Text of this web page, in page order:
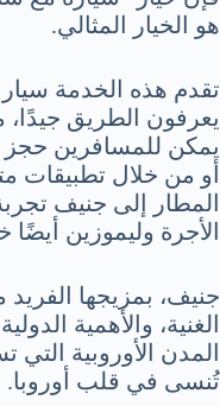
هو الخيار المثالي.
تقدم هذه الخدمة
يعرفون الطريق
يمكن للمسافرين حجز
أو من خلال تطبيقات
المطار إلى جنيف
الأجرة وليموزين أيضًا
جنيف، بمزيجها الفريد
الغنية، والأهمية
المدن الأوروبية التي
تُنسى في قلب أوروبا.